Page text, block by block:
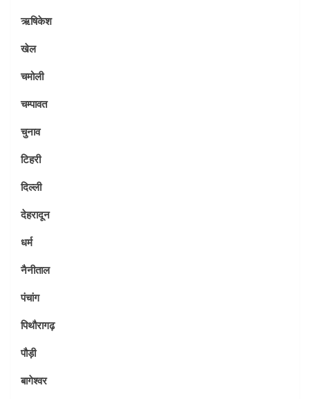
ऋषिकेश
खेल
चमोली
चम्पावत
चुनाव
टिहरी
दिल्ली
देहरादून
धर्म
नैनीताल
पंचांग
पिथौरागढ़
पौड़ी
बागेश्वर